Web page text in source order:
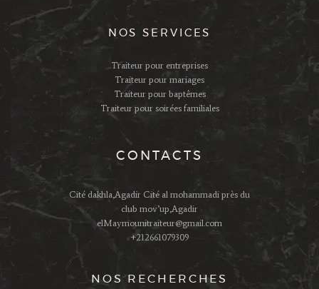
NOS SERVICES
Traiteur pour entreprises
Traiteur pour mariages
Traiteur pour baptêmes
Traiteur pour soirées familiales
CONTACTS
Cité dakhla,Agadir Cité al mohammadi près du
club mov’up,Agadir
elMaymounitraiteur@gmail.com
+212661079309
NOS RECHERCHES